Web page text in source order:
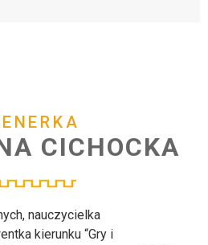
CICHOCKA
nauczycielka
kierunku “Gry i